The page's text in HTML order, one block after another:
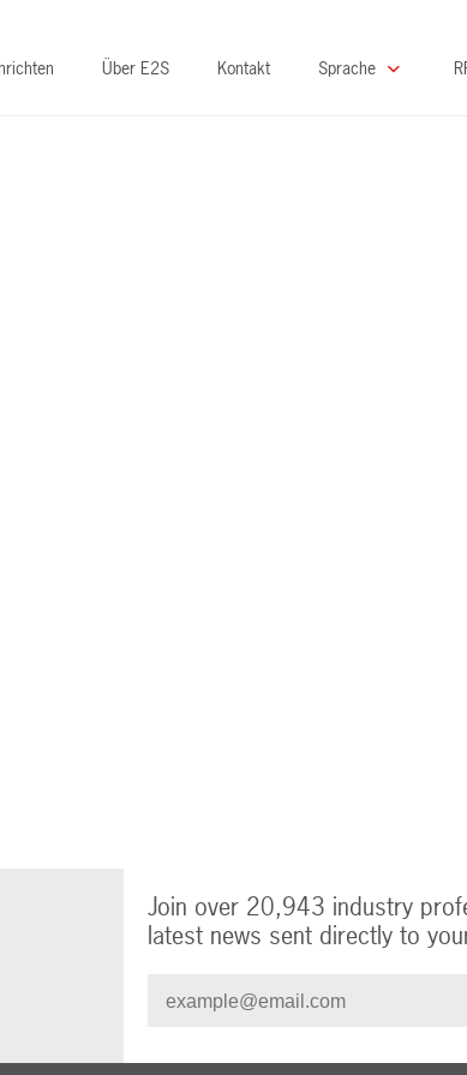
Über E2S Kontakt Sprache
Join over 20,943 industry
latest news sent directly to